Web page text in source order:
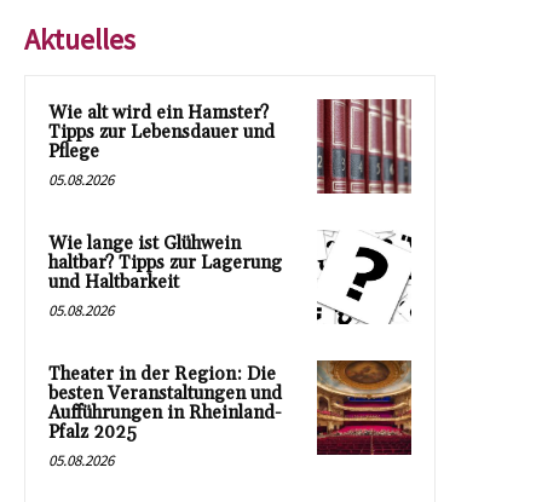
Aktuelles
Wie alt wird ein Hamster?
Tipps zur Lebensdauer und
Pflege
05.08.2026
Wie lange ist Glühwein
haltbar? Tipps zur Lagerung
und Haltbarkeit
05.08.2026
Theater in der Region: Die
besten Veranstaltungen und
Aufführungen in Rheinland-
Pfalz 2025
05.08.2026